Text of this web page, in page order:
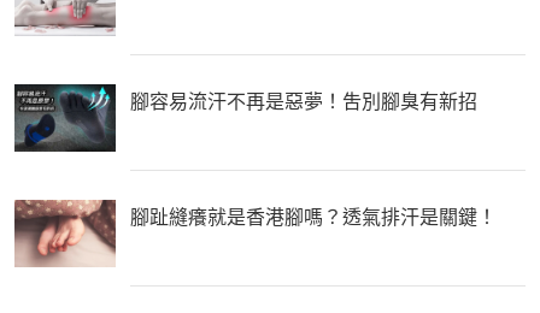
腳容易流汗不再是惡夢！吿別腳臭有新招
腳趾縫癢就是香港腳嗎？透氣排汗是關鍵！